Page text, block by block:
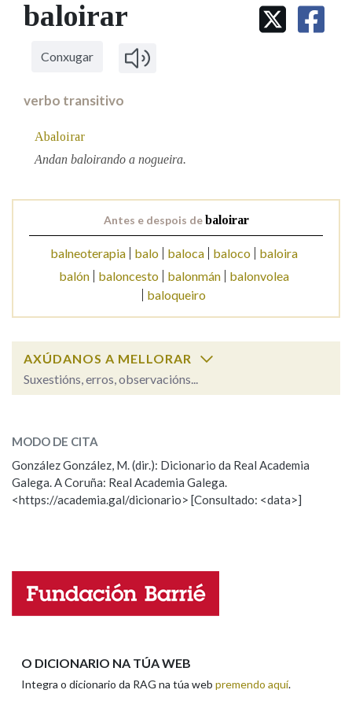
IDENTIDADE CORPORATIVA
MARCIAL DEL ADALID
FIGURAS HOMENAXEADAS
Facebook
TwitterYoutubeInstagram
Bluesky
BUSCAR NOS LEMAS
Comeza por
Nas definicións
Na fraseoloxía
OUTRAS OPCIÓNS DE BUSCA
Marcas gramaticais
baloirar
Conxugar
verbo transitivo
Abaloirar
Andan baloirando a nogueira.
Antes e despois debaloirar
balneoterapia balo baloca baloco
baloira
balón
baloncesto balonmán
balonvolea
baloqueiro
AXÚDANOS A MELLORAR
Suxestións, erros, observacións...
ESCOLLE UNHA OPCIÓN:
Observación Hai un erro na palabra
Propoño mellorar a definición
Nome
MODO DE CITA
González González, M. (dir.): Dicionario da Real Academia
Galega. A Coruña: Real Academia Galega.
<https://academia.gal/dicionario> [Consultado: <data>]
O DICIONARIO NA TÚA WEB
Integra o dicionario da RAG na túa web premendo aquí.